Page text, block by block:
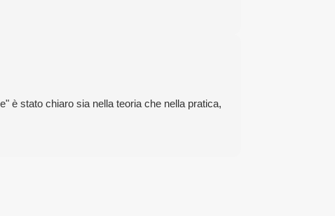
è stato chiaro sia nella teoria che nella pratica,